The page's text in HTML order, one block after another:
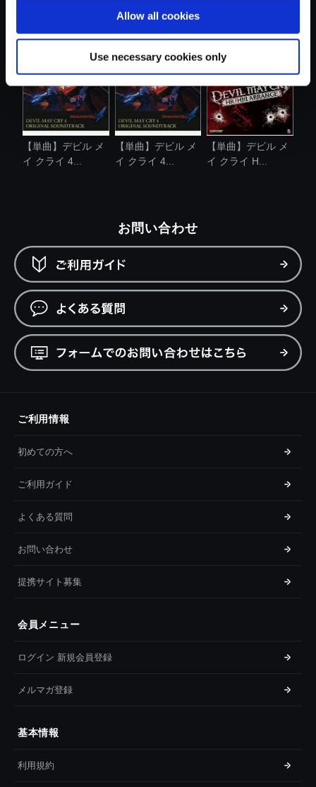
Allow all cookies
Use necessary cookies only
【単曲】デビル メ
イ クライ ....
【単曲】デビル メ
イ クライ 4...
【単曲】デビル メ
イ クライ 4...
【単曲】デビル メ
イ クライ H...
お問い合わせ
ご利用情報
初めての方へ
ご利用ガイド
よくある質問
お問い合わせ
提携サイト募集
会員メニュー
ログイン 新規会員登録
メルマガ登録
基本情報
利用規約